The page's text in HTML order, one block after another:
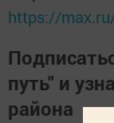
https://
путь" и
района